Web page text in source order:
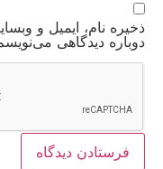
ذخیره نام، ایمیل و
دوباره دیدگاهی